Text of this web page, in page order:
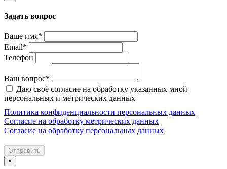
Задать вопрос
Ваше имя*
Email*
Телефон
Ваш вопрос*
Даю своё согласие на обработку указанных мной
персональных и метрических данных
Политика конфиденциальности персональных данных
Согласие на обработку метрических данных
Согласие на обработку персональных данных
Отправить
×